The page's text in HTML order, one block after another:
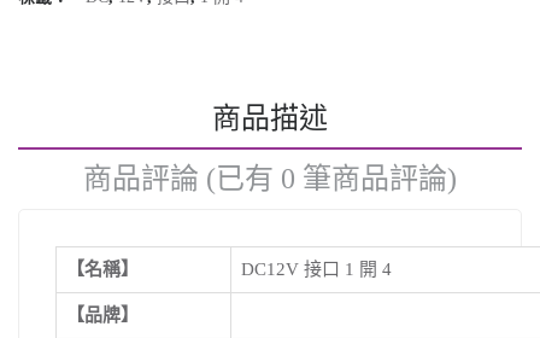
商品描述
商品評論 (已有 0 筆商品評論)
【名稱】 DC12V 接口 1 開 4
【品牌】